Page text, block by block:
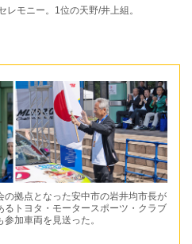
モニー。1位の天野/井上組。
の拠点となった安中市の岩井均市長が
トヨタ・モータースポーツ・クラブ
加車両を見送った。